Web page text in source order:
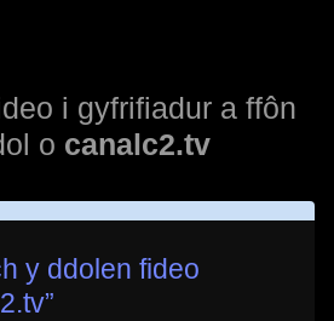
i gyfrifiadur a ffôn
o canalc2.tv
y ddolen fideo
”